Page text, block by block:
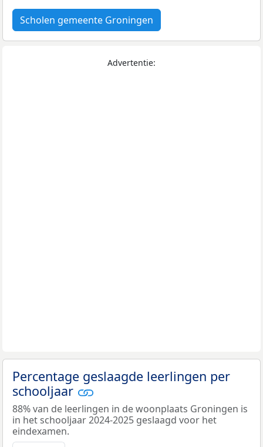
Scholen gemeente Groningen
Advertentie:
Percentage geslaagde leerlingen per
schooljaar
88% van de leerlingen in de woonplaats Groningen is
in het schooljaar 2024-2025 geslaagd voor het
eindexamen.